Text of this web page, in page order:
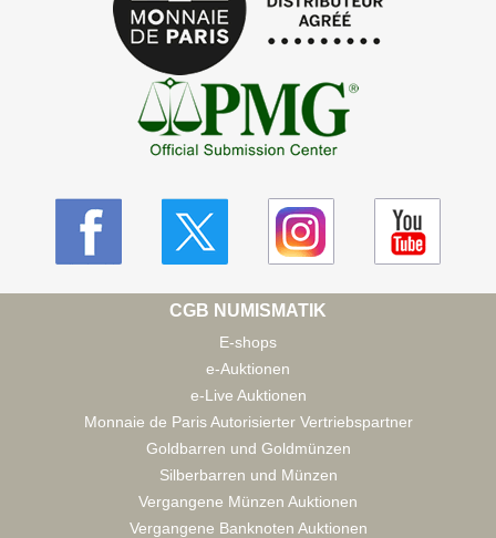
CGB NUMISMATIK
E-shops
e-Auktionen
e-Live Auktionen
Monnaie de Paris Autorisierter Vertriebspartner
Goldbarren und Goldmünzen
Silberbarren und Münzen
Vergangene Münzen Auktionen
Vergangene Banknoten Auktionen